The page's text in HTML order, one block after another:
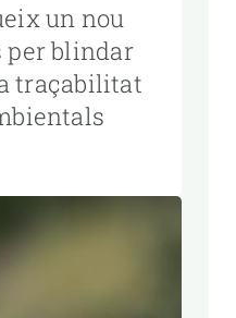
un nou
per blindar
traçabilitat